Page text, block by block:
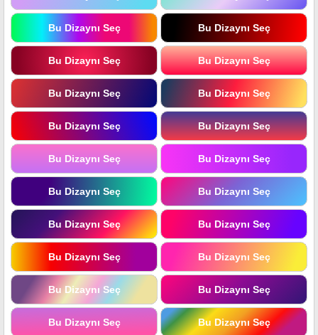
Bu Dizaynı Seç Bu Dizaynı Seç
Bu Dizaynı Seç Bu Dizaynı Seç
Bu Dizaynı Seç Bu Dizaynı Seç
Bu Dizaynı Seç Bu Dizaynı Seç
Bu Dizaynı Seç Bu Dizaynı Seç
Bu Dizaynı Seç Bu Dizaynı Seç
Bu Dizaynı Seç Bu Dizaynı Seç
Bu Dizaynı Seç Bu Dizaynı Seç
Bu Dizaynı Seç Bu Dizaynı Seç
Bu Dizaynı Seç Bu Dizaynı Seç